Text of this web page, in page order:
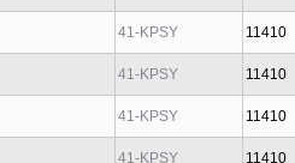
41-KPSY 11410
41-KPSY 11410
41-KPSY 11410
41-KPSY 11410